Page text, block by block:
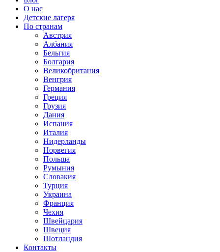
О нас
Детские лагеря
По странам
Австрия
Албания
Бельгия
Болгария
Великобритания
Венгрия
Германия
Греция
Грузия
Дания
Испания
Италия
Нидерланды
Норвегия
Польша
Румыния
Словакия
Турция
Украина
Франция
Чехия
Швейцария
Швеция
Шотландия
Контакты